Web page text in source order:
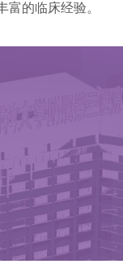
的临床经验。